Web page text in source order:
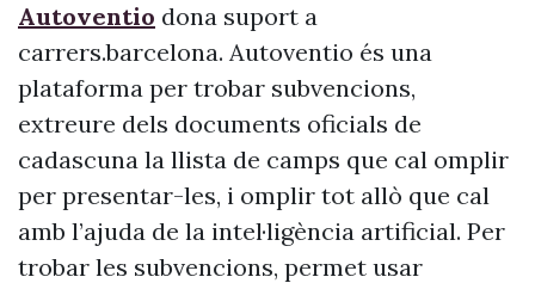
Autoventio dona suport a
carrers.barcelona. Autoventio és una
plataforma per trobar subvencions,
extreure dels documents oficials de
cadascuna la llista de camps que cal omplir
per presentar-les, i omplir tot allò que cal
amb l’ajuda de la intel·ligència artificial. Per
trobar les subvencions, permet usar